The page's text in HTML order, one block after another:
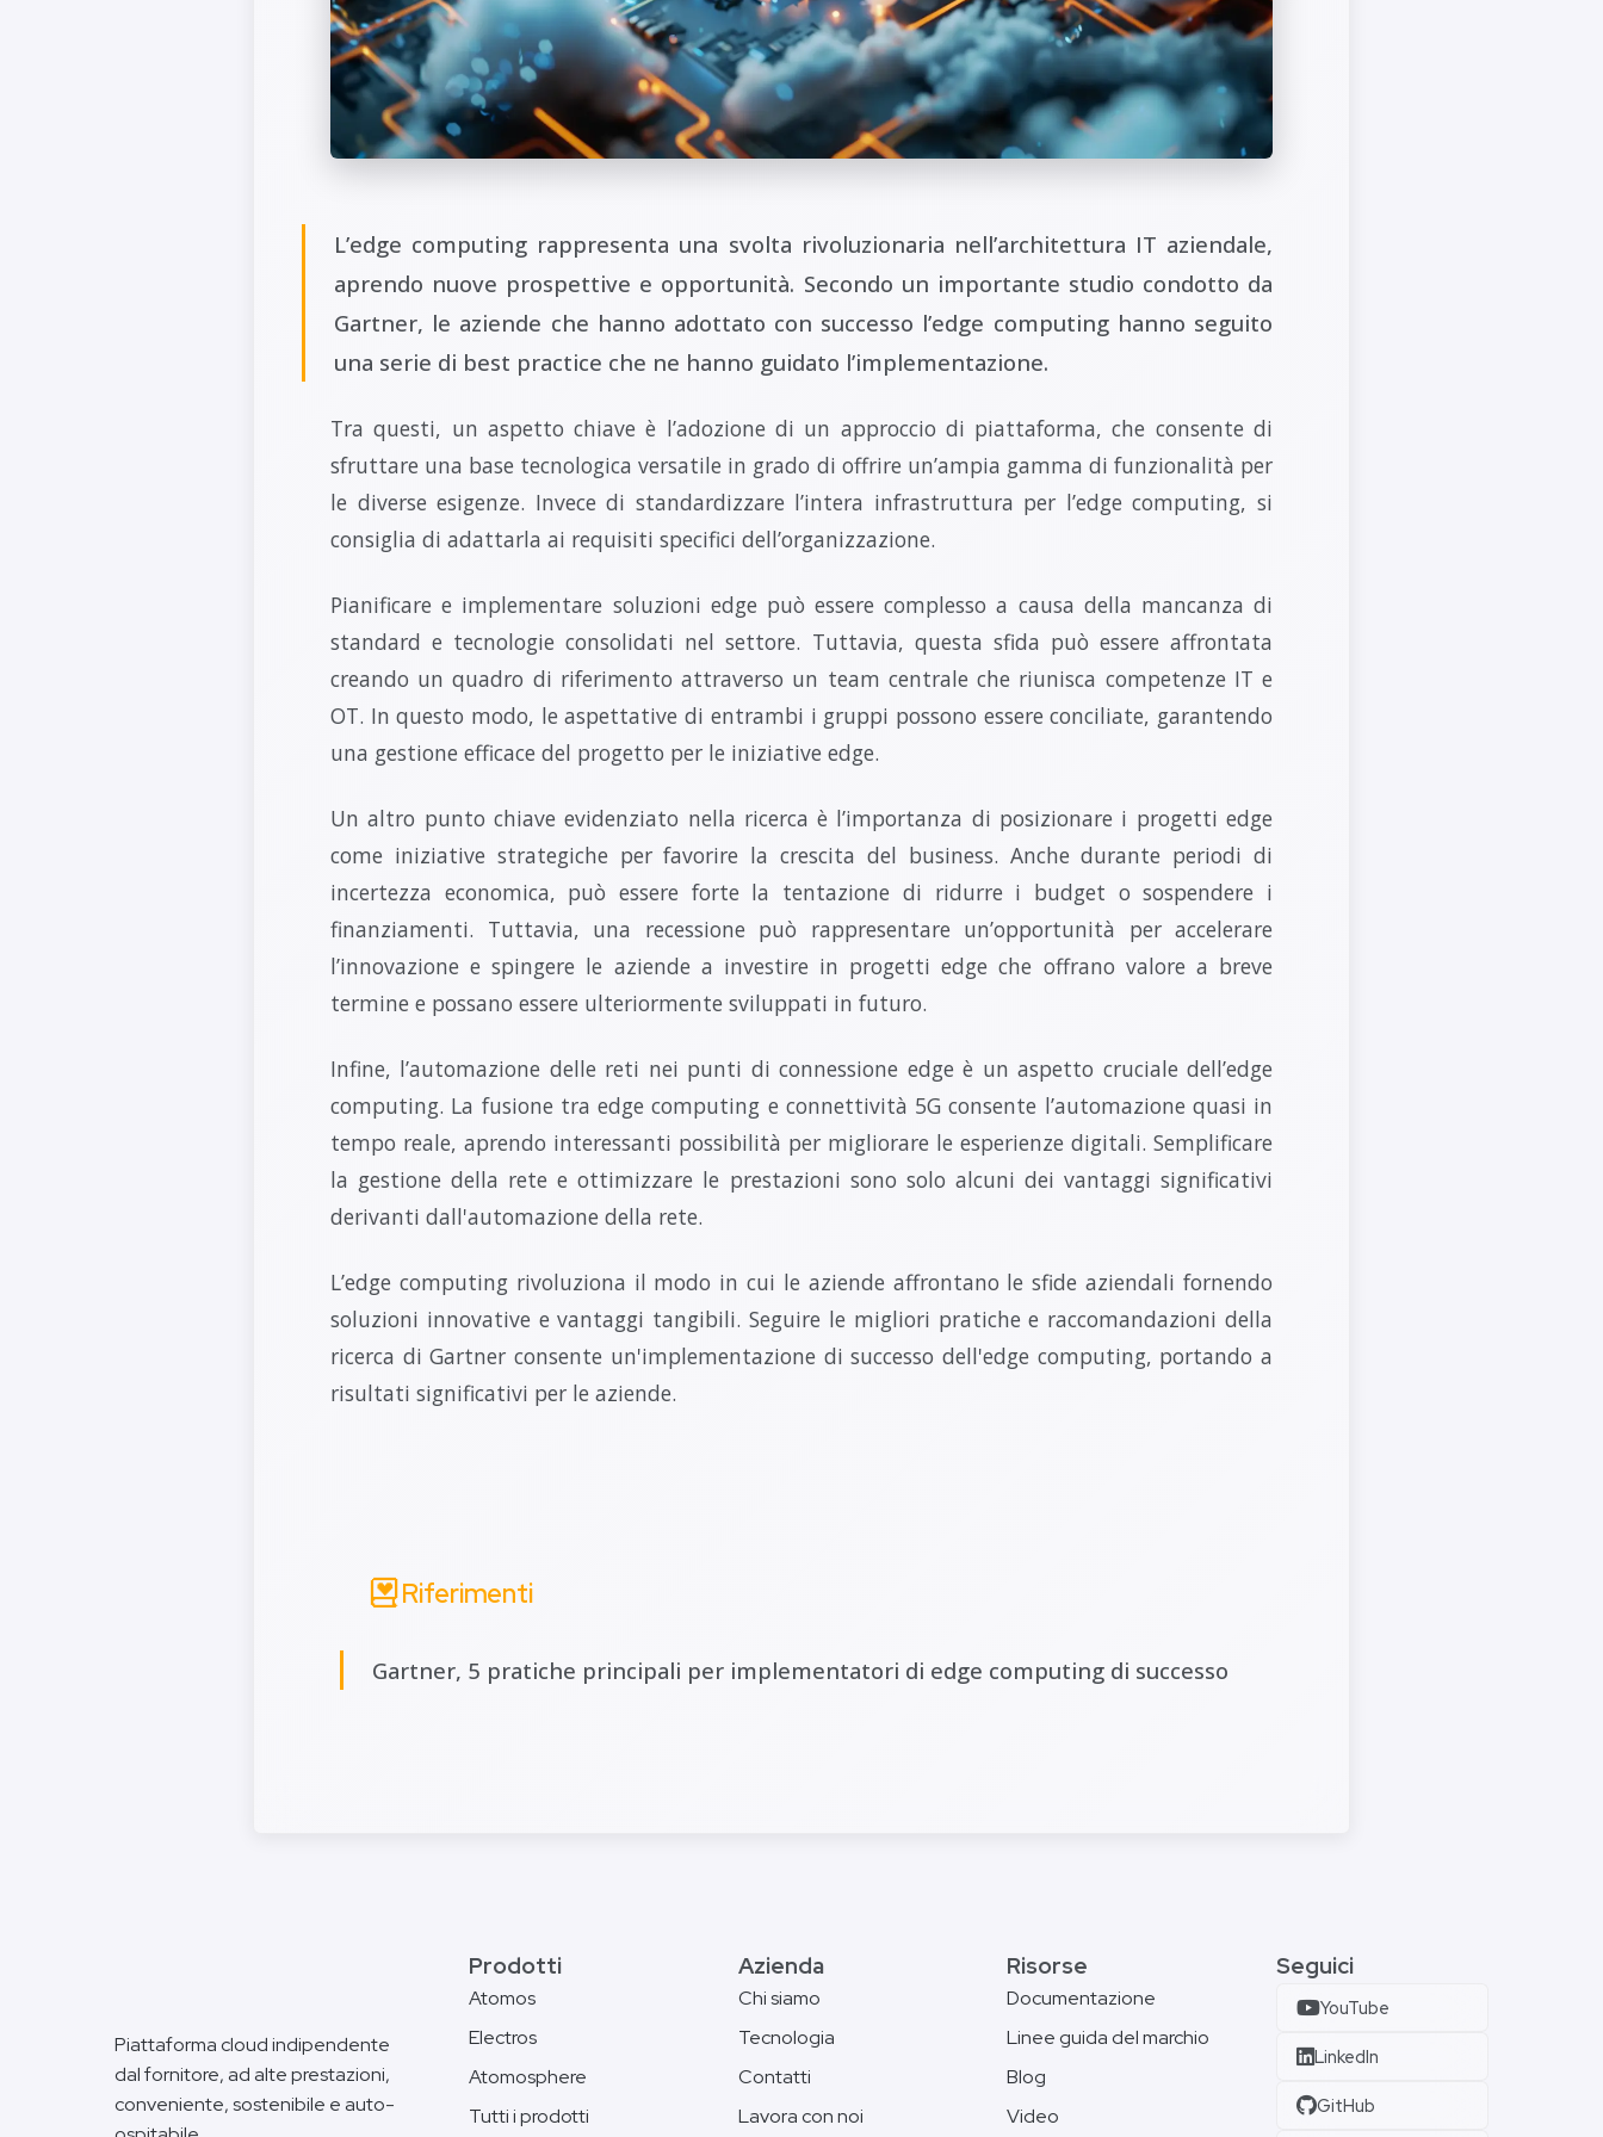
L’edge computing rappresenta una svolta rivoluzionaria nell’architettura IT aziendale,
aprendo nuove prospettive e opportunità. Secondo un importante studio condotto da
Gartner, le aziende che hanno adottato con successo l’edge computing hanno seguito
una serie di best practice che ne hanno guidato l’implementazione.
Tra questi, un aspetto chiave è l’adozione di un approccio di piattaforma, che consente di
sfruttare una base tecnologica versatile in grado di offrire un’ampia gamma di funzionalità per
le diverse esigenze. Invece di standardizzare l’intera infrastruttura per l’edge computing, si
consiglia di adattarla ai requisiti specifici dell’organizzazione.
Pianificare e implementare soluzioni edge può essere complesso a causa della mancanza di
standard e tecnologie consolidati nel settore. Tuttavia, questa sfida può essere affrontata
creando un quadro di riferimento attraverso un team centrale che riunisca competenze IT e
OT. In questo modo, le aspettative di entrambi i gruppi possono essere conciliate, garantendo
una gestione efficace del progetto per le iniziative edge.
Un altro punto chiave evidenziato nella ricerca è l’importanza di posizionare i progetti edge
come iniziative strategiche per favorire la crescita del business. Anche durante periodi di
incertezza economica, può essere forte la tentazione di ridurre i budget o sospendere i
finanziamenti. Tuttavia, una recessione può rappresentare un’opportunità per accelerare
l’innovazione e spingere le aziende a investire in progetti edge che offrano valore a breve
termine e possano essere ulteriormente sviluppati in futuro.
Infine, l’automazione delle reti nei punti di connessione edge è un aspetto cruciale dell’edge
computing. La fusione tra edge computing e connettività 5G consente l’automazione quasi in
tempo reale, aprendo interessanti possibilità per migliorare le esperienze digitali. Semplificare
la gestione della rete e ottimizzare le prestazioni sono solo alcuni dei vantaggi significativi
derivanti dall'automazione della rete.
L’edge computing rivoluziona il modo in cui le aziende affrontano le sfide aziendali fornendo
soluzioni innovative e vantaggi tangibili. Seguire le migliori pratiche e raccomandazioni della
ricerca di Gartner consente un'implementazione di successo dell'edge computing, portando a
risultati significativi per le aziende.
Riferimenti
Gartner, 5 pratiche principali per implementatori di edge computing di successo
Piattaforma cloud indipendente
dal fornitore, ad alte prestazioni,
conveniente, sostenibile e auto-
Prodotti
Atomos
Electros
Atomosphere
Tutti i prodotti
Azienda
Chi siamo
Tecnologia
Contatti
Lavora con noi
Risorse
Documentazione
Linee guida del marchio
Blog
Video
Seguici
YouTube
LinkedIn
GitHub